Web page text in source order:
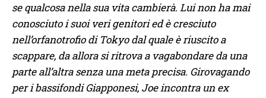
se qualcosa nella sua vita cambierà. Lui non ha mai
conosciuto i suoi veri genitori ed è cresciuto
nell’orfanotrofio di Tokyo dal quale è riuscito a
scappare, da allora si ritrova a vagabondare da una
parte all’altra senza una meta precisa. Girovagando
per i bassifondi Giapponesi, Joe incontra un ex